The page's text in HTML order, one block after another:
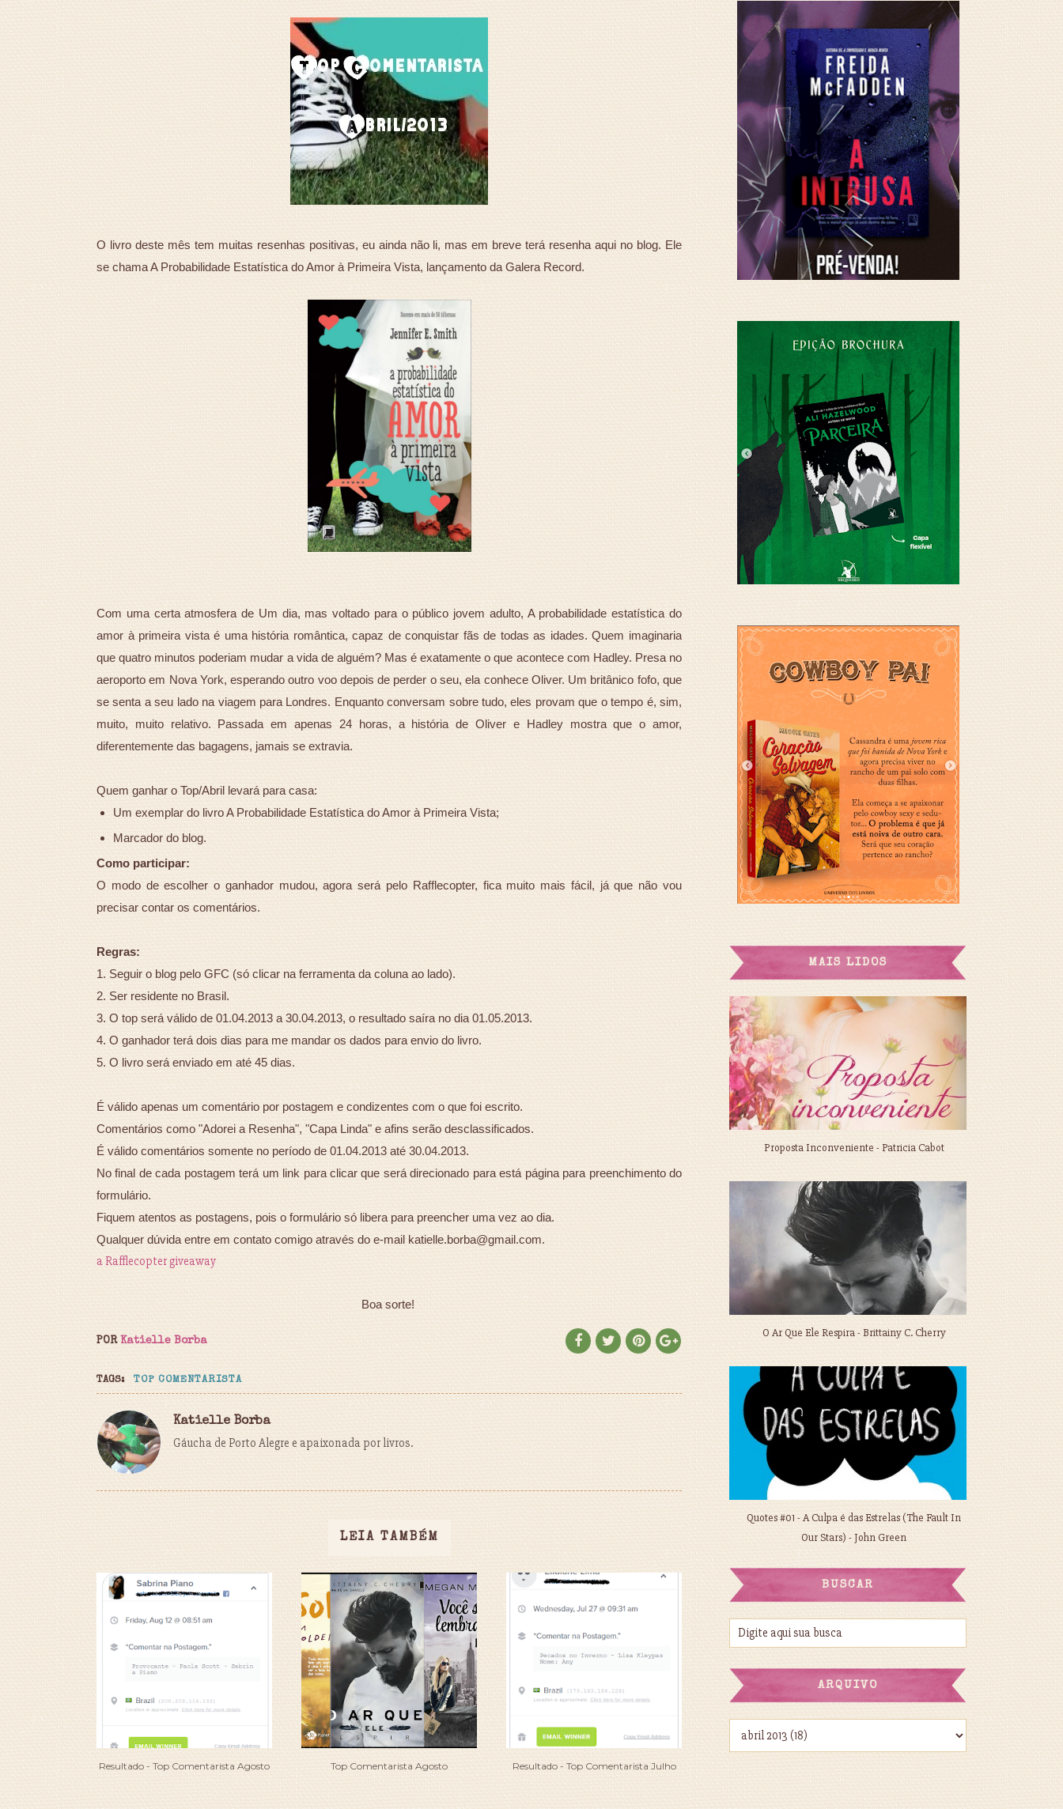
O livro deste mês tem muitas resenhas positivas, eu ainda não li, mas em breve terá resenha aqui no blog. Ele
se chama A Probabilidade Estatística do Amor à Primeira Vista, lançamento da Galera Record.
Com uma certa atmosfera de Um dia, mas voltado para o público jovem adulto, A probabilidade estatística do
amor à primeira vista é uma história romântica, capaz de conquistar fãs de todas as idades. Quem imaginaria
que quatro minutos poderiam mudar a vida de alguém? Mas é exatamente o que acontece com Hadley. Presa no
aeroporto em Nova York, esperando outro voo depois de perder o seu, ela conhece Oliver. Um britânico fofo, que
se senta a seu lado na viagem para Londres. Enquanto conversam sobre tudo, eles provam que o tempo é, sim,
muito, muito relativo. Passada em apenas 24 horas, a história de Oliver e Hadley mostra que o amor,
diferentemente das bagagens, jamais se extravia.
Quem ganhar o Top/Abril levará para casa:
Um exemplar do livro A Probabilidade Estatística do Amor à Primeira Vista;
Marcador do blog.
Como participar:
O modo de escolher o ganhador mudou, agora será pelo Rafflecopter, fica muito mais fácil, já que não vou
precisar contar os comentários.
Regras:
1. Seguir o blog pelo GFC (só clicar na ferramenta da coluna ao lado).
2. Ser residente no Brasil.
3. O top será válido de 01.04.2013 a 30.04.2013, o resultado saíra no dia 01.05.2013.
4. O ganhador terá dois dias para me mandar os dados para envio do livro.
5. O livro será enviado em até 45 dias.
É válido apenas um comentário por postagem e condizentes com o que foi escrito.
Comentários como "Adorei a Resenha", "Capa Linda" e afins serão desclassificados.
É válido comentários somente no período de 01.04.2013 até 30.04.2013.
No final de cada postagem terá um link para clicar que será direcionado para está página para preenchimento do
formulário.
Fiquem atentos as postagens, pois o formulário só libera para preencher uma vez ao dia.
Qualquer dúvida entre em contato comigo através do e-mail katielle.borba@gmail.com.
a Rafflecopter giveaway
Boa sorte!
PORKatielle Borba
TAGS: TOP COMENTARISTA
Katielle Borba
Gáucha de Porto Alegre e apaixonada por livros.
LEIA TAMBÉM
Resultado - Top Comentarista Agosto Top Comentarista Agosto Resultado - Top Comentarista Julho
MAIS LIDOS
Proposta Inconveniente - Patricia Cabot
O Ar Que Ele Respira - Brittainy C. Cherry
Quotes #01 - A Culpa é das Estrelas (The Fault In
Our Stars) - John Green
BUSCAR
ARQUIVO